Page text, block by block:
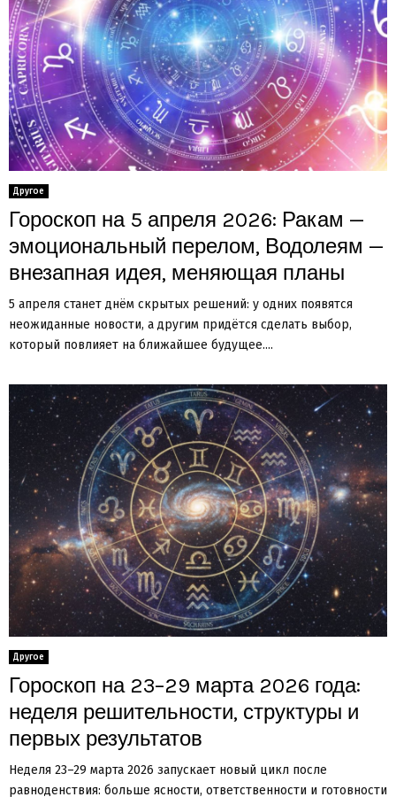
Другое
Гороскоп на 5 апреля 2026: Ракам —
эмоциональный перелом, Водолеям —
внезапная идея, меняющая планы
5 апреля станет днём скрытых решений: у одних появятся
неожиданные новости, а другим придётся сделать выбор,
который повлияет на ближайшее будущее....
Другое
Гороскоп на 23–29 марта 2026 года:
неделя решительности, структуры и
первых результатов
Неделя 23–29 марта 2026 запускает новый цикл после
равноденствия: больше ясности, ответственности и готовности